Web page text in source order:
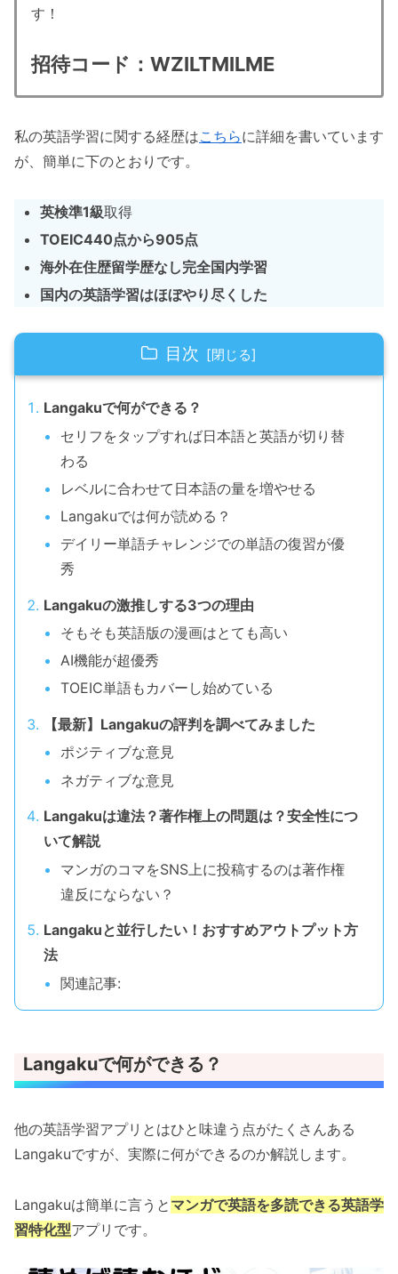
す！
招待コード：WZILTMILME
私の英語学習に関する経歴はこちらに詳細を書いています
が、簡単に下のとおりです。
英検準1級取得
TOEIC440点から905点
海外在住歴留学歴なし完全国内学習
国内の英語学習はほぼやり尽くした
目次
Langakuで何ができる？
セリフをタップすれば日本語と英語が切り替
わる
レベルに合わせて日本語の量を増やせる
Langakuでは何が読める？
デイリー単語チャレンジでの単語の復習が優
秀
Langakuの激推しする3つの理由
そもそも英語版の漫画はとても高い
AI機能が超優秀
TOEIC単語もカバーし始めている
【最新】Langakuの評判を調べてみました
ポジティブな意見
ネガティブな意見
Langakuは違法？著作権上の問題は？安全性につ
いて解説
マンガのコマをSNS上に投稿するのは著作権
違反にならない？
Langakuと並行したい！おすすめアウトプット方
法
関連記事:
Langakuで何ができる？
他の英語学習アプリとはひと味違う点がたくさんある
Langakuですが、実際に何ができるのか解説します。
Langakuは簡単に言うと マンガで英語を多読できる英語学
習特化型アプリです。